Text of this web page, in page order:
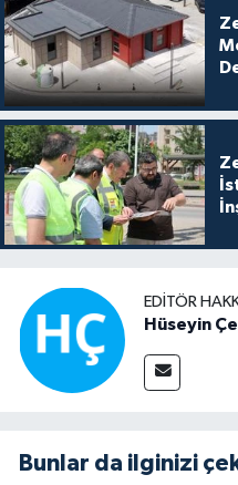
EDITÖR
Hüseyin
Bunlar da ilginizi